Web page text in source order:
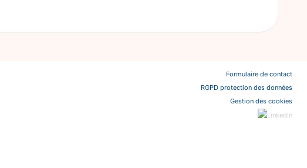
Formulaire de contact
RGPD protection des données
Gestion des cookies